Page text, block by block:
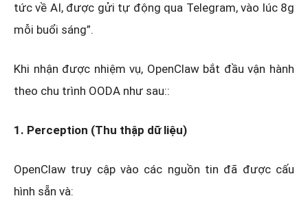
tức về AI, được gửi tự động qua Telegram, vào lúc 8g
mỗi buổi sáng”.
Khi nhận được nhiệm vụ, OpenClaw bắt đầu vận hành
theo chu trình OODA như sau::
1. Perception (Thu thập dữ liệu)
OpenClaw truy cập vào các nguồn tin đã được cấu
hình sẵn và: